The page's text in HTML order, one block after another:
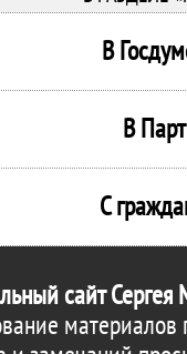
В
В
С
сайт
материалов